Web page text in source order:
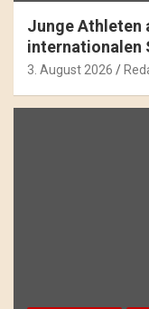
Junge Athleten
internationalen
3. August 2026